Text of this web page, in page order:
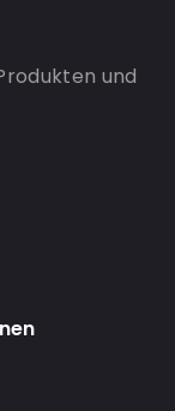
und